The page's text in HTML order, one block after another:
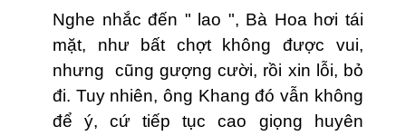
Nghe nhắc đến " lao ", Bà Hoa hơi tái
mặt, như bất chợt không được vui,
nhưng cũng gượng cười, rồi xin lỗi, bỏ
đi. Tuy nhiên, ông Khang đó vẫn không
để ý, cứ tiếp tục cao giọng huyên